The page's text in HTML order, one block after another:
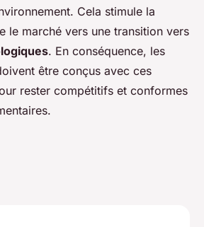
Cela stimule la
le marché vers une transition vers
. En conséquence, les
être conçus avec ces
rester compétitifs et conformes